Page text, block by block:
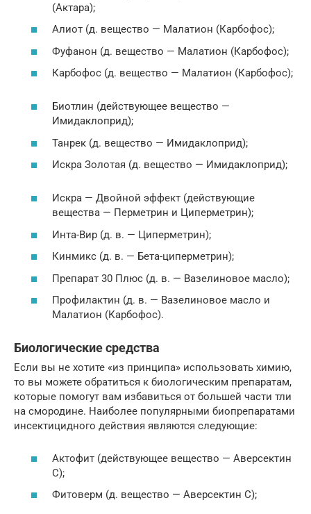
(Актара);
Алиот (д. вещество — Малатион (Карбофос);
Фуфанон (д. вещество — Малатион (Карбофос);
Карбофос (д. вещество — Малатион (Карбофос);
Биотлин (действующее вещество —
Имидаклоприд);
Танрек (д. вещество — Имидаклоприд);
Искра Золотая (д. вещество — Имидаклоприд);
Искра — Двойной эффект (действующие
вещества — Перметрин и Циперметрин);
Инта-Вир (д. в. — Циперметрин);
Кинмикс (д. в. — Бета-циперметрин);
Препарат 30 Плюс (д. в. — Вазелиновое масло);
Профилактин (д. в. — Вазелиновое масло и
Малатион (Карбофос).
Биологические средства
Если вы не хотите «из принципа» использовать химию,
то вы можете обратиться к биологическим препаратам,
которые помогут вам избавиться от большей части тли
на смородине. Наиболее популярными биопрепаратами
инсектицидного действия являются следующие:
Актофит (действующее вещество — Аверсектин
С);
Фитоверм (д. вещество — Аверсектин С);